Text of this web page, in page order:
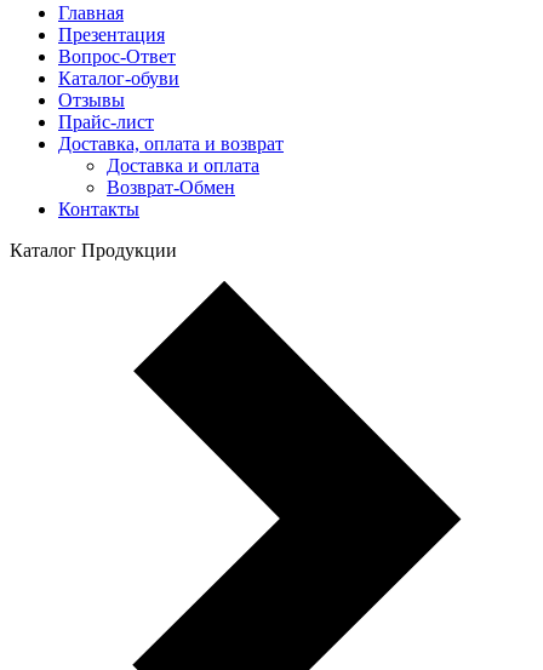
Главная
Презентация
Вопрос-Ответ
Каталог-обуви
Отзывы
Прайс-лист
Доставка, оплата и возврат
Доставка и оплата
Возврат-Обмен
Контакты
Каталог Продукции